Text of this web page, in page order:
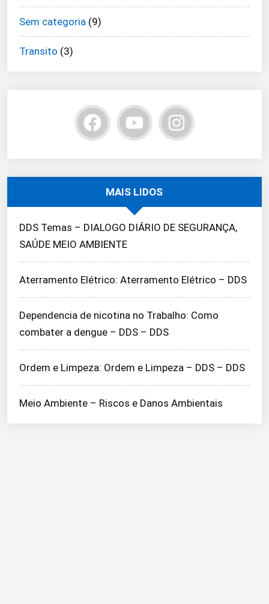
Sem categoria (9)
Transito (3)
MAIS LIDOS
DDS Temas – DIALOGO DIÁRIO DE SEGURANÇA,
SAÚDE MEIO AMBIENTE
Aterramento Elétrico: Aterramento Elétrico – DDS
Dependencia de nicotina no Trabalho: Como
combater a dengue – DDS – DDS
Ordem e Limpeza: Ordem e Limpeza – DDS – DDS
Meio Ambiente – Riscos e Danos Ambientais